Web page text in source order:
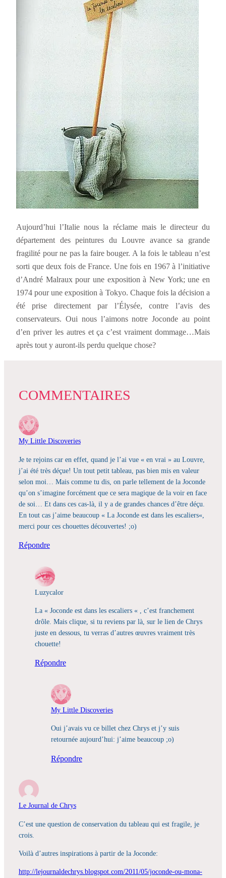
Aujourd’hui l’Italie nous la réclame mais le directeur du
département des peintures du Louvre avance sa grande
fragilité pour ne pas la faire bouger. A la fois le tableau n’est
sorti que deux fois de France. Une fois en 1967 à l’initiative
d’André Malraux pour une exposition à New York; une en
1974 pour une exposition à Tokyo. Chaque fois la décision a
été prise directement par l’Élysée, contre l’avis des
conservateurs. Oui nous l’aimons notre Joconde au point
d’en priver les autres et ça c’est vraiment dommage…Mais
après tout y auront-ils perdu quelque chose?
COMMENTAIRES
My Little Discoveries
Je te rejoins car en effet, quand je l’ai vue « en vrai » au Louvre,
j’ai été très déçue! Un tout petit tableau, pas bien mis en valeur
selon moi… Mais comme tu dis, on parle tellement de la Joconde
qu’on s’imagine forcément que ce sera magique de la voir en face
de soi… Et dans ces cas-là, il y a de grandes chances d’être déçu.
En tout cas j’aime beaucoup « La Joconde est dans les escaliers«,
merci pour ces chouettes découvertes! ;o)
Répondre
Luzycalor
La « Joconde est dans les escaliers « , c’est franchement
drôle. Mais clique, si tu reviens par là, sur le lien de Chrys
juste en dessous, tu verras d’autres œuvres vraiment très
chouette!
Répondre
My Little Discoveries
Oui j’avais vu ce billet chez Chrys et j’y suis
retournée aujourd’hui: j’aime beaucoup ;o)
Répondre
Le Journal de Chrys
C’est une question de conservation du tableau qui est fragile, je
crois.
Voilà d’autres inspirations à partir de la Joconde:
http://lejournaldechrys.blogspot.com/2011/05/joconde-ou-mona-